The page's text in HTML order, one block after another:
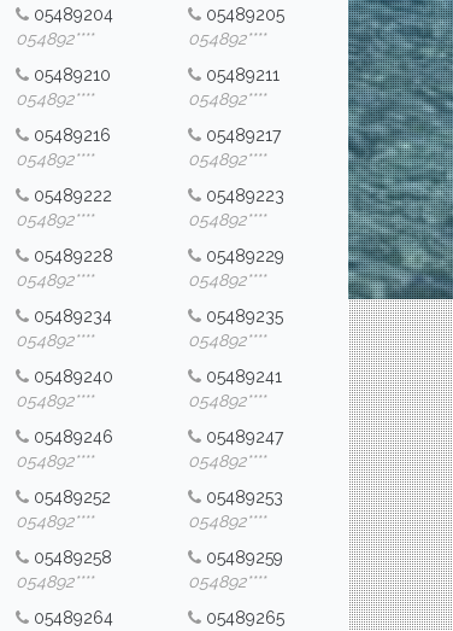
05489204
054892****
05489205
054892****
05489210
054892****
05489211
054892****
05489216
054892****
05489217
054892****
05489222
054892****
05489223
054892****
05489228
054892****
05489229
054892****
05489234
054892****
05489235
054892****
05489240
054892****
05489241
054892****
05489246
054892****
05489247
054892****
05489252
054892****
05489253
054892****
05489258
054892****
05489259
054892****
05489264
05489265